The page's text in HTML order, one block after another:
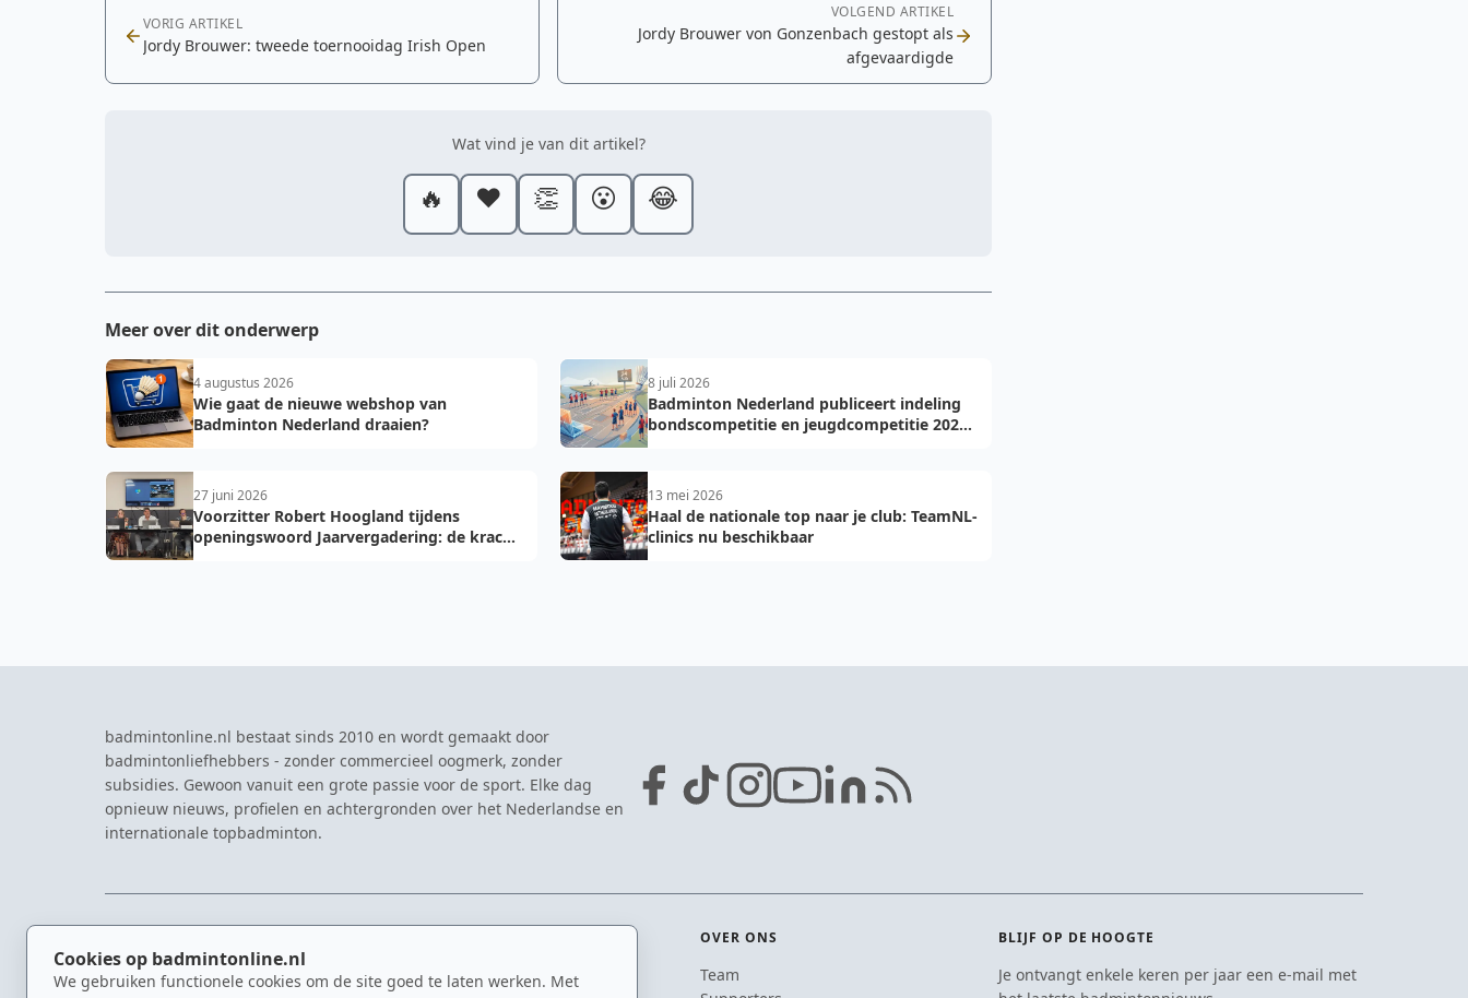
Cookies op badmintonline.nl
We gebruiken functionele cookies om de site goed te laten werken. Met
VORIG ARTIKEL
Jordy Brouwer: tweede toernooidag Irish Open
VOLGEND ARTIKEL
Jordy Brouwer von Gonzenbach gestopt als
afgevaardigde
Wat vind je van dit artikel?
🔥 ❤️ 👏 😮 😂
Meer over dit onderwerp
4 augustus 2026
Wie gaat de nieuwe webshop van
Badminton Nederland draaien?
8 juli 2026
Badminton Nederland publiceert indeling
bondscompetitie en jeugdcompetitie 2026-
27 juni 2026
Voorzitter Robert Hoogland tijdens
openingswoord Jaarvergadering: de kracht
13 mei 2026
Haal de nationale top naar je club: TeamNL-
clinics nu beschikbaar
badmintonline.nl bestaat sinds 2010 en wordt gemaakt door
badmintonliefhebbers - zonder commercieel oogmerk, zonder
subsidies. Gewoon vanuit een grote passie voor de sport. Elke dag
opnieuw nieuws, profielen en achtergronden over het Nederlandse en
internationale topbadminton.
Nieuws
Eredivisie
OVER ONS
Team
BLIJF OP DE HOOGTE
Je ontvangt enkele keren per jaar een e-mail met